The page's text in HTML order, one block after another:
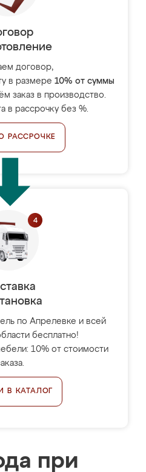
договор,
в размере 10% от суммы
заказ в производство.
в рассрочку без %.
РАССРОЧКЕ
по Апрелевке и всей
бесплатно!
10% от стоимости
В КАТАЛОГ
при